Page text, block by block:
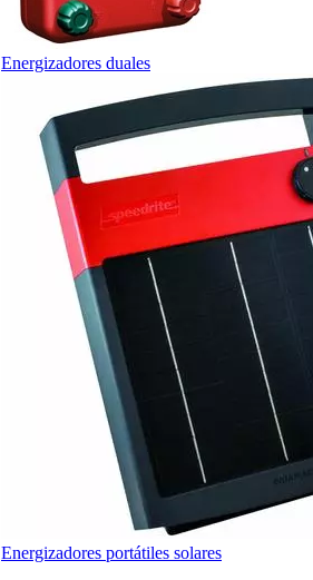
Energizadores duales
Energizadores portátiles solares